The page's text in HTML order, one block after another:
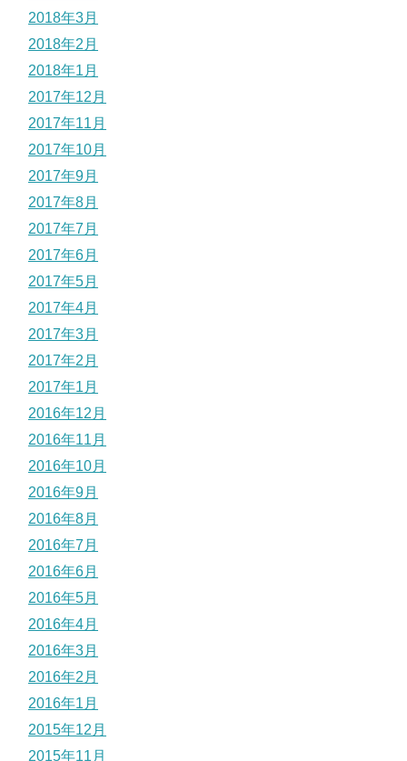
2018年3月
2018年2月
2018年1月
2017年12月
2017年11月
2017年10月
2017年9月
2017年8月
2017年7月
2017年6月
2017年5月
2017年4月
2017年3月
2017年2月
2017年1月
2016年12月
2016年11月
2016年10月
2016年9月
2016年8月
2016年7月
2016年6月
2016年5月
2016年4月
2016年3月
2016年2月
2016年1月
2015年12月
2015年11月